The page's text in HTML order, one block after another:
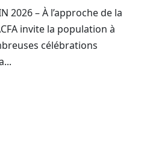
2026 – À l’approche de la
invite la population à
célébrations